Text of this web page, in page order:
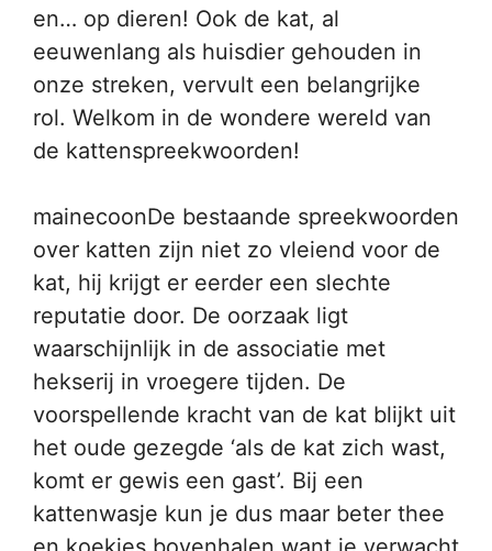
en… op dieren! Ook de kat, al
eeuwenlang als huisdier gehouden in
onze streken, vervult een belangrijke
rol. Welkom in de wondere wereld van
de kattenspreekwoorden!
mainecoonDe bestaande spreekwoorden
over katten zijn niet zo vleiend voor de
kat, hij krijgt er eerder een slechte
reputatie door. De oorzaak ligt
waarschijnlijk in de associatie met
hekserij in vroegere tijden. De
voorspellende kracht van de kat blijkt uit
het oude gezegde ‘als de kat zich wast,
komt er gewis een gast’. Bij een
kattenwasje kun je dus maar beter thee